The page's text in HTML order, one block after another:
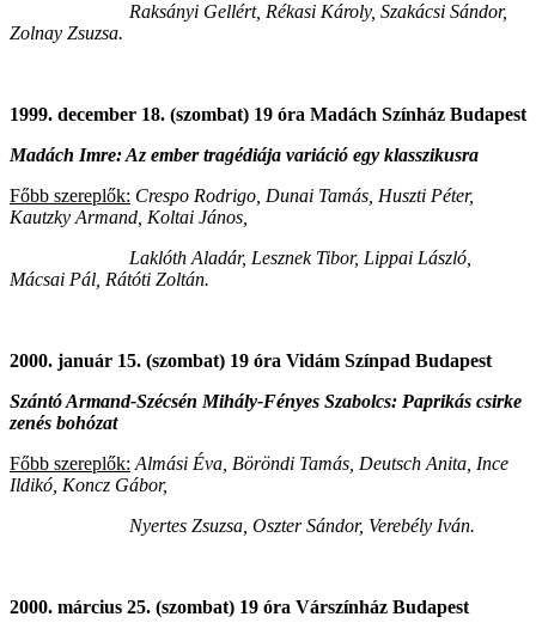
Raksányi Gellért, Rékasi Károly, Szakácsi Sándor,
Zolnay Zsuzsa.
1999. december 18. (szombat) 19 óra Madách Színház Budapest
Madách Imre: Az ember tragédiája variáció egy klasszikusra
Főbb szereplők: Crespo Rodrigo, Dunai Tamás, Huszti Péter,
Kautzky Armand, Koltai János,
Laklóth Aladár, Lesznek Tibor, Lippai László,
Mácsai Pál, Rátóti Zoltán.
2000. január 15. (szombat) 19 óra Vidám Színpad Budapest
Szántó Armand-Szécsén Mihály-Fényes Szabolcs: Paprikás csirke
zenés bohózat
Főbb szereplők: Almási Éva, Böröndi Tamás, Deutsch Anita, Ince
Ildikó, Koncz Gábor,
Nyertes Zsuzsa, Oszter Sándor, Verebély Iván.
2000. március 25. (szombat) 19 óra Várszínház Budapest